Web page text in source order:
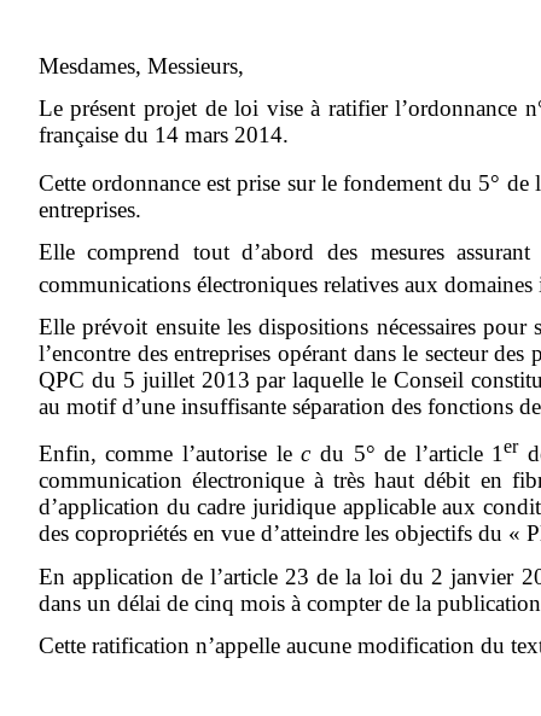
Mesdames, Messieurs,
Le présent projet de loi vise à ratifier l’ordonnance
française du 14 mars 2014.
Cette ordonnance est prise sur le fondement du 5° de
entreprises.
Elle comprend tout d’abord des mesures
communications électroniques relatives aux
Elle prévoit ensuite les dispositions nécessaires
l’encontre des entreprises opérant dans le secteur
QPC du 5 juillet 2013 par laquelle le Conseil
au motif d’une insuffisante séparation des fonctions
Enfin, comme l’autorise lecdu 5° de l’article 1er
communication électronique à très haut débit en
d’application du cadre juridique applicable aux
des copropriétés en vue d’atteindre les objectifs du «
En application de l’article 23 de la loi du 2 janvier
dans un délai de cinq mois à compter de la
Cette ratification n’appelle aucune modification du